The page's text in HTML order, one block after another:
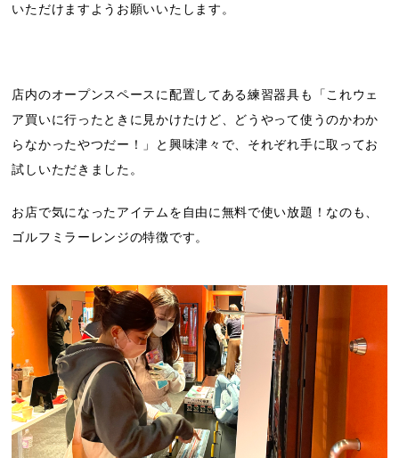
いただけますようお願いいたします。
店内のオープンスペースに配置してある練習器具も「これウェ
ア買いに行ったときに見かけたけど、どうやって使うのかわか
らなかったやつだー！」と興味津々で、それぞれ手に取ってお
試しいただきました。
お店で気になったアイテムを自由に無料で使い放題！なのも、
ゴルフミラーレンジの特徴です。